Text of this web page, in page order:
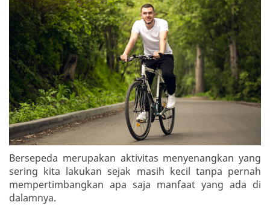
Bersepeda merupakan aktivitas menyenangkan yang
sering kita lakukan sejak masih kecil tanpa pernah
mempertimbangkan apa saja manfaat yang ada di
dalamnya.